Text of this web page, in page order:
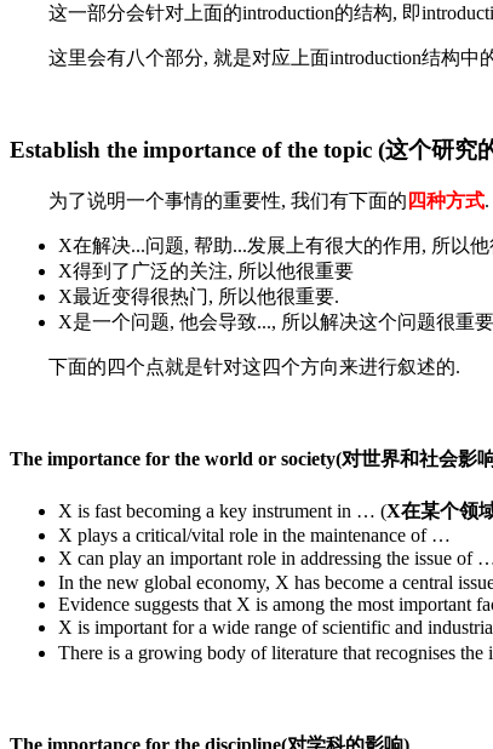
这一部分会针对上面的introduction的结构, 即
这里会有八个部分, 就是对应上面introduction结构中
Establish the importance of the topic (这个研究
为了说明一个事情的重要性, 我们有下面的 四种方式.
X在解决...问题, 帮助...发展上有很大的作用, 所以
X得到了广泛的关注, 所以他很重要
X最近变得很热门, 所以他很重要.
X是一个问题, 他会导致..., 所以解决这个问题很重
下面的四个点就是针对这四个方向来进行叙述的.
The importance for the world or society(对世界和社会影
X is fast becoming a key instrument in … (X在某个领
X plays a critical/vital role in the maintenance of …
X can play an important role in addressing the issue
In the new global economy, X has become a central
Evidence suggests that X is among the most important
X is important for a wide range of scientific and
There is a growing body of literature that recognises
The importance for the discipline(对学科的影响)